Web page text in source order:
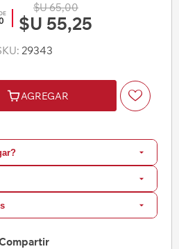
$U 65,00
$U 55,25
29343
AGREGAR